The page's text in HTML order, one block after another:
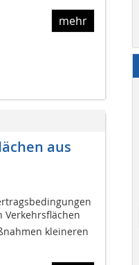
mehr
aus

kleineren